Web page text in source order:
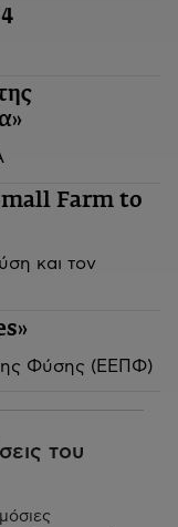
Farm to
και τον
της Φύσης (ΕΕΠΦ)
του